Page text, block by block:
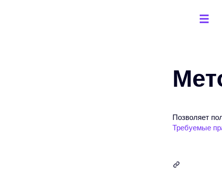
Позволяет
Требуемые